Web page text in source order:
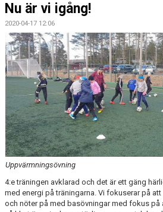
BILDGALLERI
DOKUMENT
RÅD OCH VÅRD FÖR IDROTTSSKADOR -
KONTAKT
Nu är vi igång!
2020-04-17 12:06
Uppvärmningsövning
4:e träningen avklarad och det är ett gäng
med energi på träningarna. Vi fokuserar på
och nöter på med basövningar med fokus på